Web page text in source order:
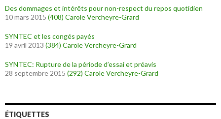
Des dommages et intérêts pour non-respect du repos quotidien
10 mars 2015 (408) Carole Vercheyre-Grard
SYNTEC et les congés payés
19 avril 2013 (384) Carole Vercheyre-Grard
SYNTEC: Rupture de la période d’essai et préavis
28 septembre 2015 (292) Carole Vercheyre-Grard
ÉTIQUETTES